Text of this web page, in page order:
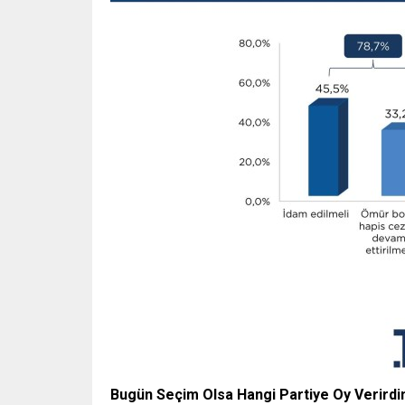
Bugün Seçim Olsa Hangi Partiye Oy